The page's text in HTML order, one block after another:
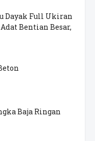
Dayak Full Ukiran
Bentian Besar,
Baja Ringan